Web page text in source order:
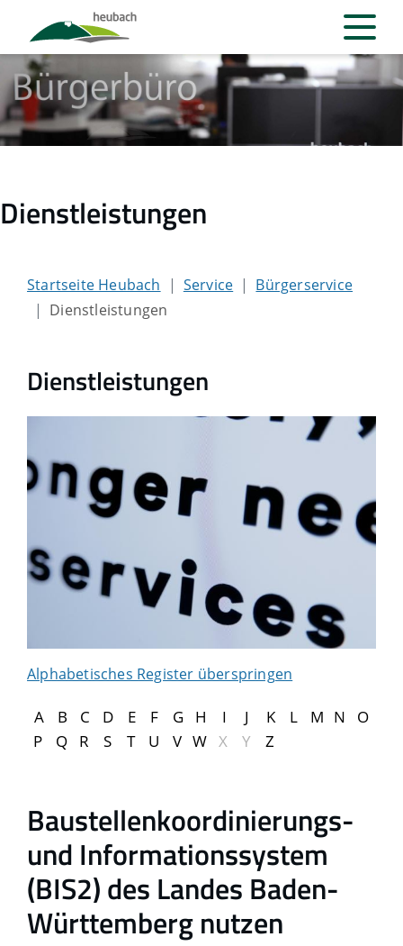
Dienstleistungen
Startseite Heubach Service
Bürgerservice
Dienstleistungen
Dienstleistungen
Alphabetisches Register überspringen
A B C D E F G H I J K L M N
O
P
Q R S T U V W X Y Z
Baustellenkoordinierungs-
und Informationssystem
(BIS2) des Landes Baden-
Württemberg nutzen